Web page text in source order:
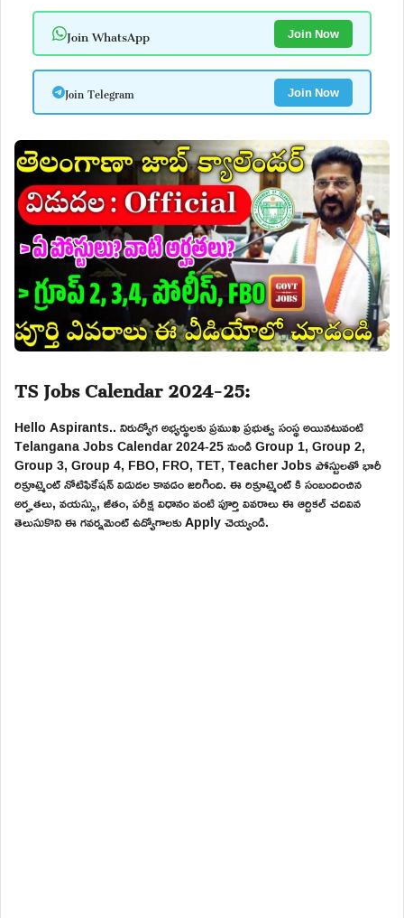
Join WhatsApp Join Now
Join Telegram Join Now
TS Jobs Calendar 2024-25:
Hello Aspirants.. నిరుద్యోగ అభ్యర్థులకు ప్రముఖ ప్రభుత్వ సంస్థ అయినటువంటి
Telangana Jobs Calendar 2024-25 నుండి Group 1, Group 2,
Group 3, Group 4, FBO, FRO, TET, Teacher Jobs పోస్టులతో భారీ
రిక్రూట్మెంట్ నోటిఫికేషన్ విడుదల కావడం జరిగింది. ఈ రిక్రూట్మెంట్ కి సంబందించిన
అర్హతలు, వయస్సు, జీతం, పరీక్ష విధానం వంటి పూర్తి వివరాలు ఈ ఆర్టికల్ చదివిన
తెలుసుకొని ఈ గవర్నమెంట్ ఉద్యోగాలకు Apply చెయ్యండి.